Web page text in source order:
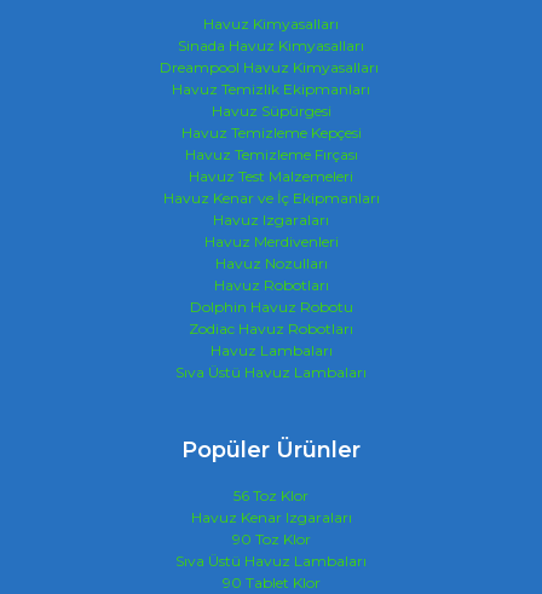
Havuz Kimyasalları
Sinada Havuz Kimyasalları
Dreampool Havuz Kimyasalları
Havuz Temizlik Ekipmanları
Havuz Süpürgesi
Havuz Temizleme Kepçesi
Havuz Temizleme Fırçası
Havuz Test Malzemeleri
Havuz Kenar ve İç Ekipmanları
Havuz Izgaraları
Havuz Merdivenleri
Havuz Nozulları
Havuz Robotları
Dolphin Havuz Robotu
Zodiac Havuz Robotları
Havuz Lambaları
Sıva Üstü Havuz Lambaları
Popüler Ürünler
56 Toz Klor
Havuz Kenar Izgaraları
90 Toz Klor
Sıva Üstü Havuz Lambaları
90 Tablet Klor